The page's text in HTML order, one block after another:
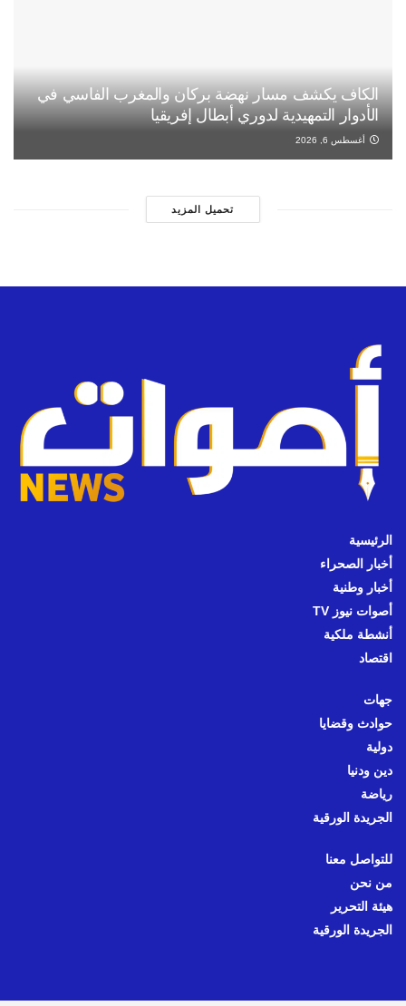
الكاف يكشف مسار نهضة بركان والمغرب الفاسي في
الأدوار التمهيدية لدوري أبطال إفريقيا
أغسطس 6, 2026
تحميل المزيد
الرئيسية
أخبار الصحراء
أخبار وطنية
أصوات نيوز TV
أنشطة ملكية
اقتصاد
جهات
حوادث وقضايا
دولية
دين ودنيا
رياضة
الجريدة الورقية
للتواصل معنا
من نحن
هيئة التحرير
الجريدة الورقية